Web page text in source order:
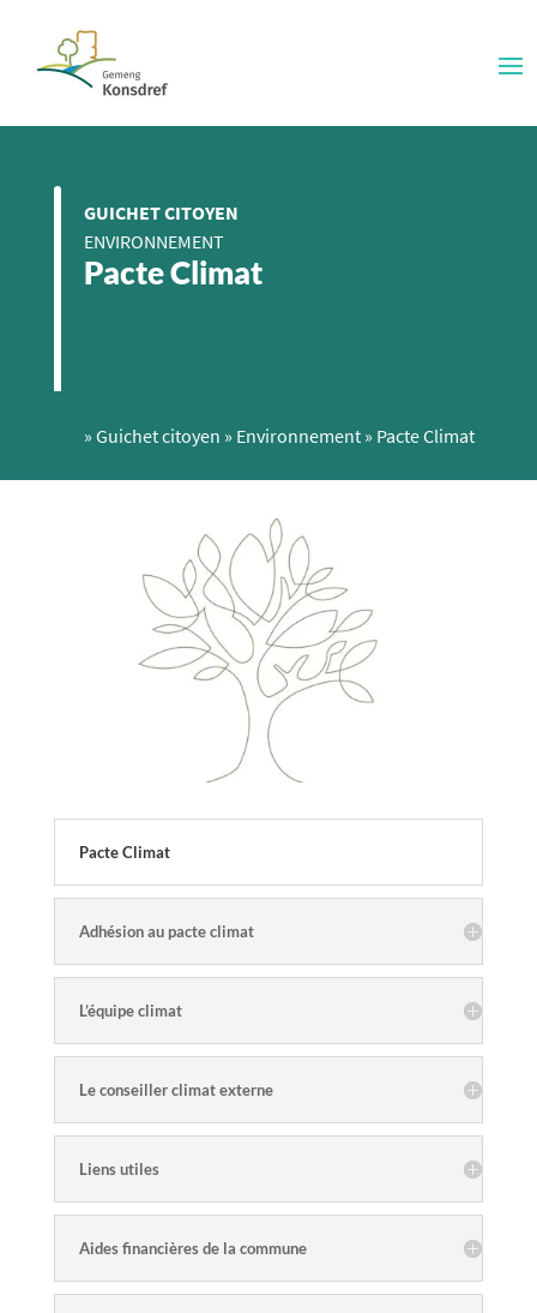
GUICHET CITOYEN
ENVIRONNEMENT
Pacte Climat
» Guichet citoyen » Environnement » Pacte Climat
Pacte Climat
Adhésion au pacte climat
L’équipe climat
Le conseiller climat externe
Liens utiles
Aides financières de la commune